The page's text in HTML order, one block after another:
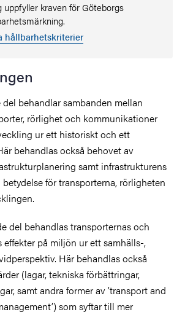
uppfyller kraven för Göteborgs
hållbarhetskriterier
behandlar sambanden mellan
rörlighet och kommunikationer
ur ett historiskt och ett
behandlas också behovet av
samt infrastrukturens
för transporterna, rörligheten
del behandlas transporternas och
effekter på miljön ur ett samhälls-,
Här behandlas också
(lagar, tekniska förbättringar,
samt andra former av ’transport and
som syftar till mer